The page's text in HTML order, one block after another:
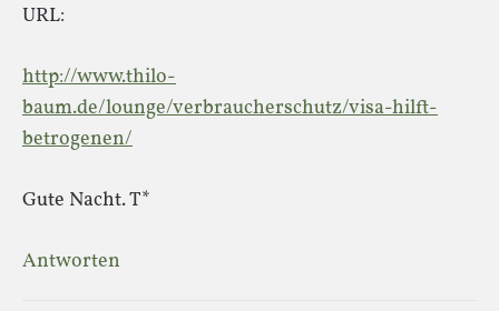
URL:
http://www.thilo-
baum.de/lounge/verbraucherschutz/visa-hilft-
betrogenen/
Gute Nacht. T*
Antworten